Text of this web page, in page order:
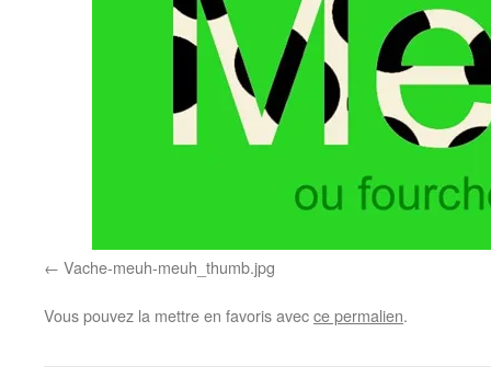
Vache-meuh-meuh_thumb.jpg
Vous pouvez la mettre en favoris avecce permalien.